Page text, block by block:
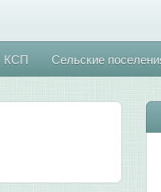
КСП Сельские